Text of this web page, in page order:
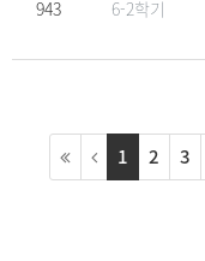
943 6-2학기
1 2 3